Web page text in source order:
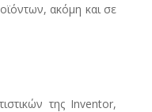
ακόμη και σε
της Inventor,